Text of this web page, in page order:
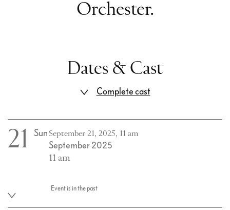
Orchester.
Dates & Cast
Complete cast
21 Sun September 21, 2025, 11 am
September 2025
11 am
Event is in the past